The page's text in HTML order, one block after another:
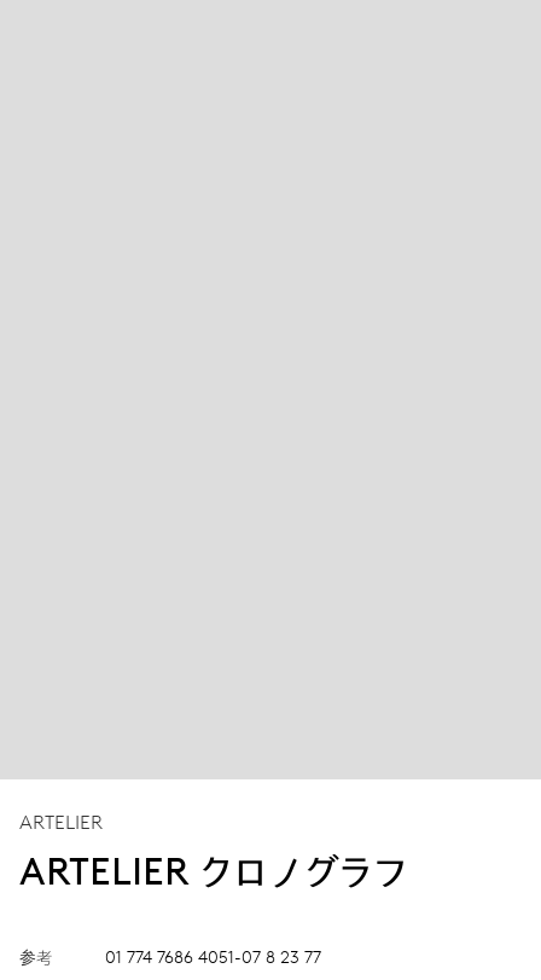
ARTELIER
ARTELIER クロノグラフ
参考 01 774 7686 4051-07 8 23 77